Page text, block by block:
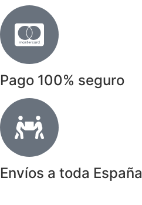
Pago 100% seguro
Envíos a toda España